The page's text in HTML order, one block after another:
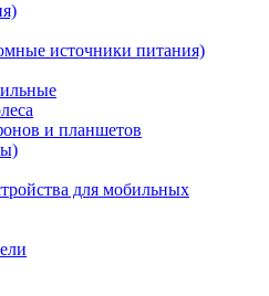
источники питания)
и планшетов
для мобильных